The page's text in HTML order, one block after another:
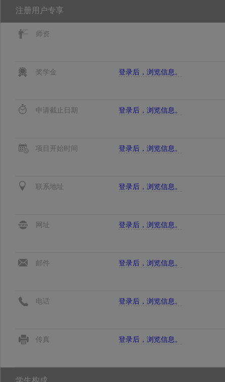
注册用户专享
师资
奖学金 登录后，浏览信息。
申请截止日期 登录后，浏览信息。
项目开始时间 登录后，浏览信息。
联系地址 登录后，浏览信息。
网址 登录后，浏览信息。
邮件 登录后，浏览信息。
电话 登录后，浏览信息。
传真 登录后，浏览信息。